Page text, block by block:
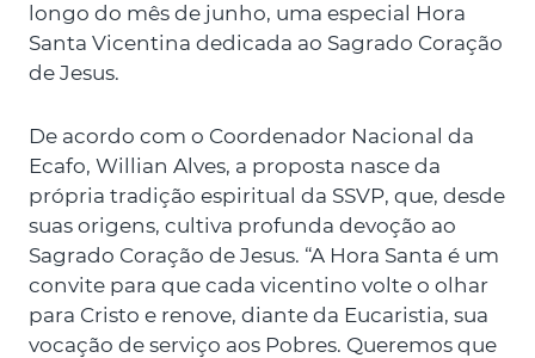
longo do mês de junho, uma especial Hora
Santa Vicentina dedicada ao Sagrado Coração
de Jesus.
De acordo com o Coordenador Nacional da
Ecafo, Willian Alves, a proposta nasce da
própria tradição espiritual da SSVP, que, desde
suas origens, cultiva profunda devoção ao
Sagrado Coração de Jesus. “A Hora Santa é um
convite para que cada vicentino volte o olhar
para Cristo e renove, diante da Eucaristia, sua
vocação de serviço aos Pobres. Queremos que